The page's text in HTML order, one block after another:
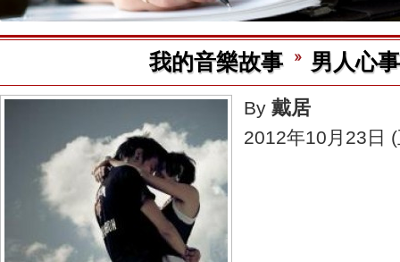
我的音樂故事 男人心
By 戴居
2012年10月23日